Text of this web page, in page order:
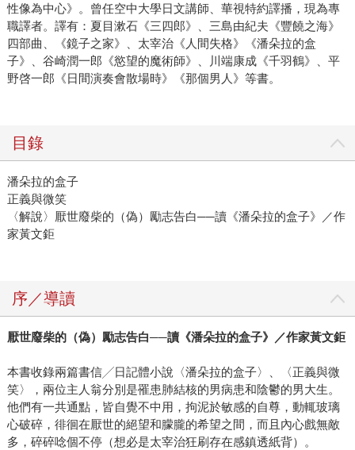
性像為中心》。曾任空中大學日文講師、華視特約譯播，現為專
職譯者。譯有：夏目漱石《三四郎》、三島由紀夫《豐饒之海》
四部曲、《鏡子之家》、太宰治《人間失格》《潘朵拉的盒
子》、谷崎潤一郎《慾望的魔術師》、川端康成《千羽鶴》、平
野啓一郎《日間演奏會散場時》《那個男人》等書。
目錄
潘朵拉的盒子
正義與微笑
〈解說〉厭世廢柴的（偽）勵志告白──讀《潘朵拉的盒子》／作
家黃文鉅
序／導讀
厭世廢柴的（偽）勵志告白──讀《潘朵拉的盒子》／作家黃文鉅
本書收錄兩篇書信╱日記體小說〈潘朵拉的盒子〉、〈正義與微
笑〉，兩位主人翁分別是罹患肺結核的男病患和陰鬱的男大生。
他們有一共通點，皆自覺不中用，拘泥於敏感的自尊，動輒玻璃
心破碎，徘徊在厭世的絕望和朦朧的希望之間，而且內心戲無敵
多，碎碎唸個不停（想必是太宰治狂刷存在感鎮透紙背）。